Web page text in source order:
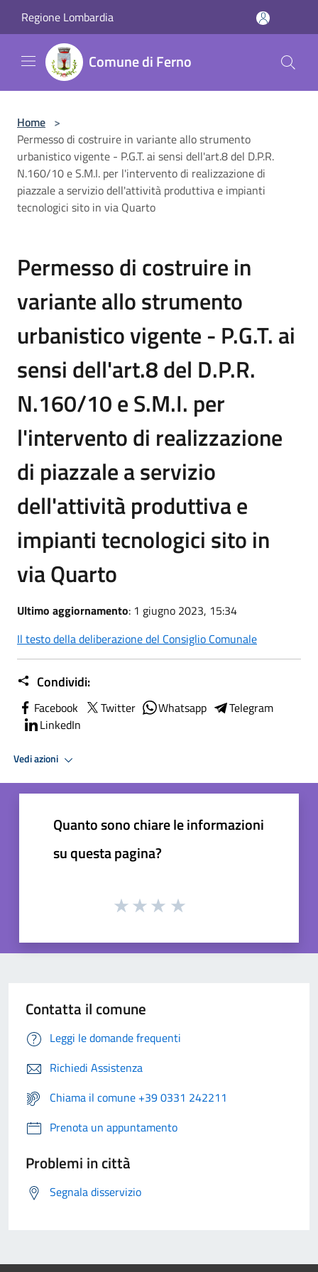
Regione Lombardia
Comune di Ferno
Home >
Permesso di costruire in variante allo strumento
urbanistico vigente - P.G.T. ai sensi dell'art.8 del D.P.R.
N.160/10 e S.M.I. per l'intervento di realizzazione di
piazzale a servizio dell'attività produttiva e impianti
tecnologici sito in via Quarto
Permesso di costruire in
variante allo strumento
urbanistico vigente - P.G.T. ai
sensi dell'art.8 del D.P.R.
N.160/10 e S.M.I. per
l'intervento di realizzazione
di piazzale a servizio
dell'attività produttiva e
impianti tecnologici sito in
via Quarto
Ultimo aggiornamento: 1 giugno 2023, 15:34
Il testo della deliberazione del Consiglio Comunale
Condividi:
Facebook Twitter Whatsapp
Telegram
LinkedIn
Vedi azioni
Quanto sono chiare le informazioni
su questa pagina?
Contatta il comune
Leggi le domande frequenti
Richiedi Assistenza
Chiama il comune +39 0331 242211
Prenota un appuntamento
Problemi in città
Segnala disservizio